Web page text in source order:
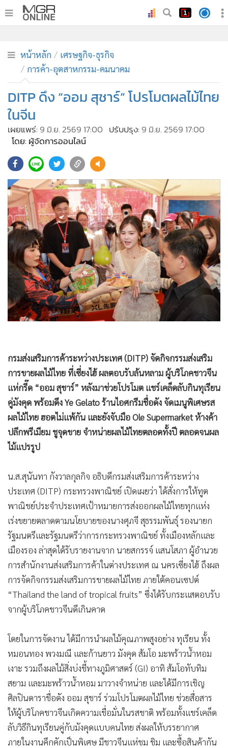
• ทันเหตุการณ์
ภาคใต้
• ภูมิภาค
• Online Section
• บันเทิง
• ผู้จัดการรายวัน
คอลัมนิสต์
• ละคร
• CbizReview
• Cyber BIZ
• ผู้จัดกวน
• Good health & Well-being
•
Green Innovation & SD
•
Management & HR
• MGR Live
•
Infographic
• การเมือง
• ท่องเที่ยว
• ต่างประเทศ
• Special Scoop
• เศรษฐกิจ-ธุรกิจ
• จีน
• ชุมชน-คุณภาพชีวิต
• อาชญากรรม
• Motoring
• วิทยาศาสตร์
• SMEs
• หุ้น
•
อินโดจีน
กองทุนรวม
Celeb Online
• Factcheck
• ญี่ปุ่น
• News1
หน้าหลัก
เศรษฐกิจ-ธุรกิจ
การค้า-อุตสาหกรรม-คมนาคม
DITP ดึง “ออม สุชาร์” โปรโมตผลไม้ไทย
ในจีน
เผยแพร่: 9 มิ.ย. 2569 17:00 ปรับปรุง: 9 มิ.ย. 2569 17:00
โดย: ผู้จัดการออนไลน์
กรมส่งเสริมการค้าระหว่างประเทศ (DITP) จัดกิจกรรมส่งเสริม
การขายผลไม้ไทย ที่เซี่ยงไฮ้ ผลตอบรับล้นหลาม ผู้บริโภคชาวจีน
แห่กรี๊ด “ออม สุชาร์” หลังมาช่วยโปรโมต แชร์เคล็ดลับกินทุเรียน
คู่มังคุด พร้อมดึง Ye Gelato ร้านไอศกรีมชื่อดัง จัดเมนูพิเศษรส
ผลไม้ไทย ฮอตไม่แพ้กัน และยังจับมือ Ole Supermarket ห้างค้า
ปลีกพรีเมียม ชูจุดขาย จำหน่ายผลไม้ไทยตลอดทั้งปี ตลอดจนผล
ไม้แปรรูป
น.ส.สุนันทา กังวาลกุลกิจ อธิบดีกรมส่งเสริมการค้าระหว่าง
ประเทศ (DITP) กระทรวงพาณิชย์ เปิดเผยว่า ได้สั่งการให้ทูต
พาณิชย์ประจำประเทศเป้าหมายการส่งออกผลไม้ไทยทุกแห่ง
เร่งขยายตลาดตามนโยบายของนางศุภจี สุธรรมพันธุ์ รองนายก
รัฐมนตรีและรัฐมนตรีว่าการกระทรวงพาณิชย์ ทั้งเมืองหลักและ
เมืองรอง ล่าสุดได้รับรายงานจาก นายสกรรจ์ แสนโสภา ผู้อำนวย
การสำนักงานส่งเสริมการค้าในต่างประเทศ ณ นครเซี่ยงไฮ้ ถึงผล
การจัดกิจกรรมส่งเสริมการขายผลไม้ไทย ภายใต้คอนเซปต์
“Thailand the land of tropical fruits” ซึ่งได้รับกระแสตอบรับ
จากผู้บริโภคชาวจีนดีเกินคาด
โดยในการจัดงาน ได้มีการนำผลไม้คุณภาพสูงอย่าง ทุเรียน ทั้ง
หมอนทอง พวงมณี และก้านยาว มังคุด ส้มโอ มะพร้าวน้ำหอม
เงาะ รวมถึงผลไม้สิ่งบ่งชี้ทางภูมิศาสตร์ (GI) อาทิ ส้มโอทับทิม
สยาม และมะพร้าวน้ำหอม มาวางจำหน่าย และได้มีการเชิญ
ศิลปินดาราชื่อดัง ออม สุชาร์ ร่วมโปรโมตผลไม้ไทย ช่วยสื่อสาร
ให้ผู้บริโภคชาวจีนเกิดความเชื่อมั่นในรสชาติ พร้อมทั้งแชร์เคล็ด
ลับวิธีกินทุเรียนคู่กับมังคุดแบบคนไทย ส่งผลให้บรรยากาศ
ภายในงานคึกคักเป็นพิเศษ มีชาวจีนแห่ชม ชิม และซื้อสินค้ากัน